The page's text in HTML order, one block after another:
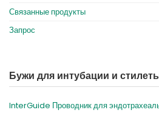
Связанные продукты
Запрос
Бужи для интубации и
InterGuide Проводник для